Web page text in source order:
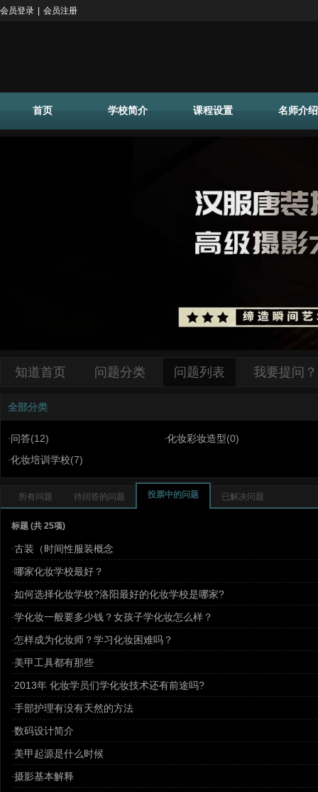
会员登录 会员注册
首页 学校简介 课程设置 名师介绍
知道首页 问题分类 问题列表 我要提问？
全部分类
·问答(12) ·化妆彩妆造型(0)
·化妆培训学校(7)
所有问题 待回答的问题 投票中的问题 已解决问题
标题 (共 25项)
·古装（时间性服装概念
·哪家化妆学校最好？
·如何选择化妆学校?洛阳最好的化妆学校是哪家?
·学化妆一般要多少钱？女孩子学化妆怎么样？
·怎样成为化妆师？学习化妆困难吗？
·美甲工具都有那些
·2013年 化妆学员们学化妆技术还有前途吗?
·手部护理有没有天然的方法
·数码设计简介
·美甲起源是什么时候
·摄影基本解释